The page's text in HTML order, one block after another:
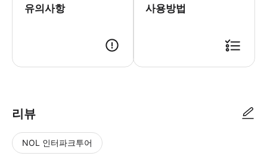
유의사항 사용방법
리뷰
NOL 인터파크투어